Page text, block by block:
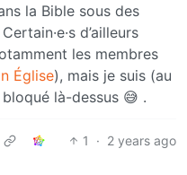
la Bible sous des
d’ailleurs
les membres
Église), mais je suis (au
là-dessus 😅 .
1 · 2 years ago